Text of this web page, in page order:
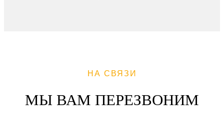
НА СВЯЗИ
МЫ ВАМ ПЕРЕЗВОНИМ